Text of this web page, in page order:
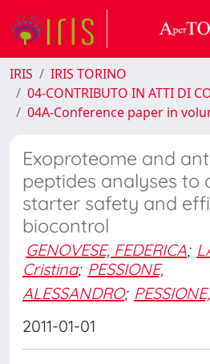
IRIS
IRIS TORINO
04-CONTRIBUTO IN ATTI DI
04A-Conference paper in
Exoproteome and
peptides analyses to
starter safety and
biocontrol
GENOVESE, FEDERICA;
Cristina; PESSIONE,
ALESSANDRO;
2011-01-01